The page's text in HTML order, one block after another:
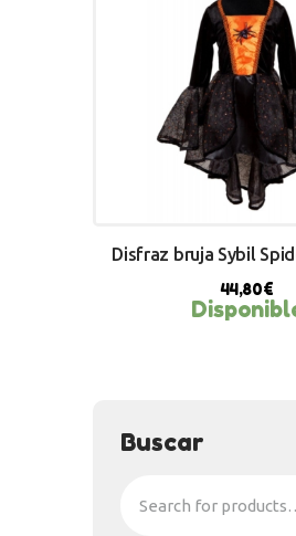
Disfraz bruja Sybil
44,80€
Buscar